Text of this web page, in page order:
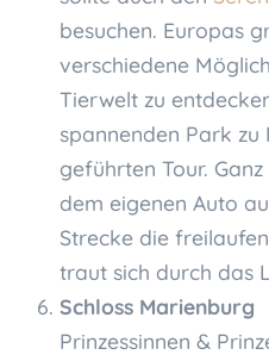
besuchen. Europas
verschiedene
Tierwelt zu
spannenden Park
geführten Tour.
dem eigenen Auto
Strecke die
traut sich durch das
Schloss Marienburg
Prinzessinnen &